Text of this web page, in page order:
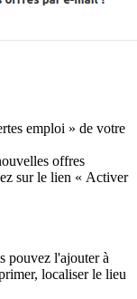
emploi » de votre
offres
sur le lien « Activer
pouvez l'ajouter à
localiser le lieu